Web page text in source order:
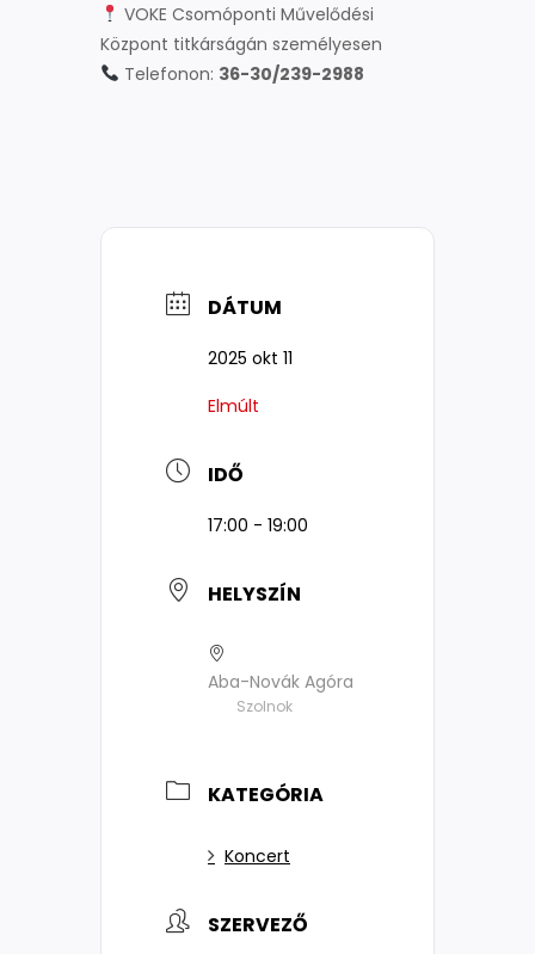
VOKE Csomóponti Művelődési
Központ titkárságán személyesen
Telefonon: 36-30/239-2988
DÁTUM
2025 okt 11
Elmúlt
IDŐ
17:00 - 19:00
HELYSZÍN
Aba-Novák Agóra
Szolnok
KATEGÓRIA
Koncert
SZERVEZŐ